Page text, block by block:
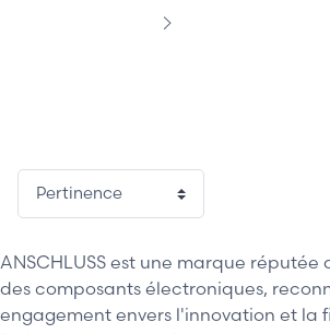
ANSCHLUSS est une marque réputée
des composants électroniques,
engagement envers l'innovation et la